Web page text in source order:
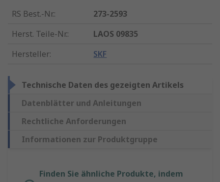
RS Best.-Nr.:
273-2593
Herst. Teile-Nr.:
LAOS 09835
Hersteller: SKF
Technische Daten des gezeigten Artikels
Datenblätter und Anleitungen
Rechtliche Anforderungen
Informationen zur Produktgruppe
Finden Sie ähnliche Produkte, indem